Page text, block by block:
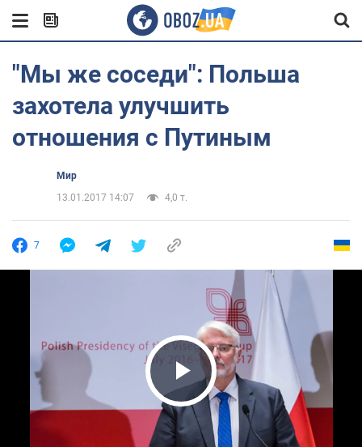
"Мы же соседи": Польша
захотела улучшить
отношения с Путиным
Мир
13.01.2017 14:07
4,0 т.
7
Play Video